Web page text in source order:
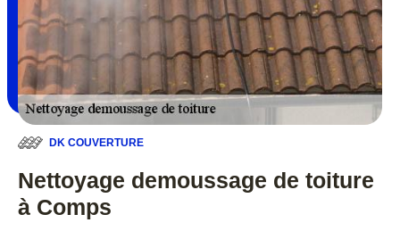
DK COUVERTURE
Nettoyage demoussage de toiture
à Comps